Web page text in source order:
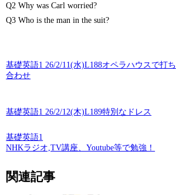
Q2 Why was Carl worried?
Q3 Who is the man in the suit?
基礎英語1 26/2/11(水)L188オペラハウスで打ち
合わせ
基礎英語1 26/2/12(木)L189特別なドレス
基礎英語1
NHKラジオ,TV講座、Youtube等で勉強！
関連記事